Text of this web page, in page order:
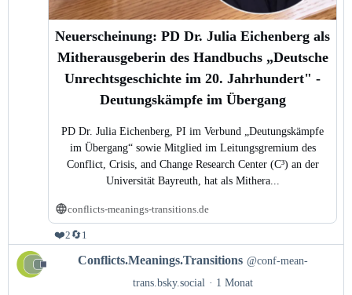
Neuerscheinung: PD Dr. Julia Eichenberg als
Mitherausgeberin des Handbuchs „Deutsche
Unrechtsgeschichte im 20. Jahrhundert" -
Deutungskämpfe im Übergang
PD Dr. Julia Eichenberg, PI im Verbund „Deutungskämpfe
im Übergang“ sowie Mitglied im Leitungsgremium des
Conflict, Crisis, and Change Research Center (C³) an der
Universität Bayreuth, hat als Mithera...
conflicts-meanings-transitions.de
❤️2 🔄1
Beitrag
von
Conflicts.Meanings.Transitions
Conflicts.Meanings.Transitions @conf-mean-
trans.bsky.social
1 Monat